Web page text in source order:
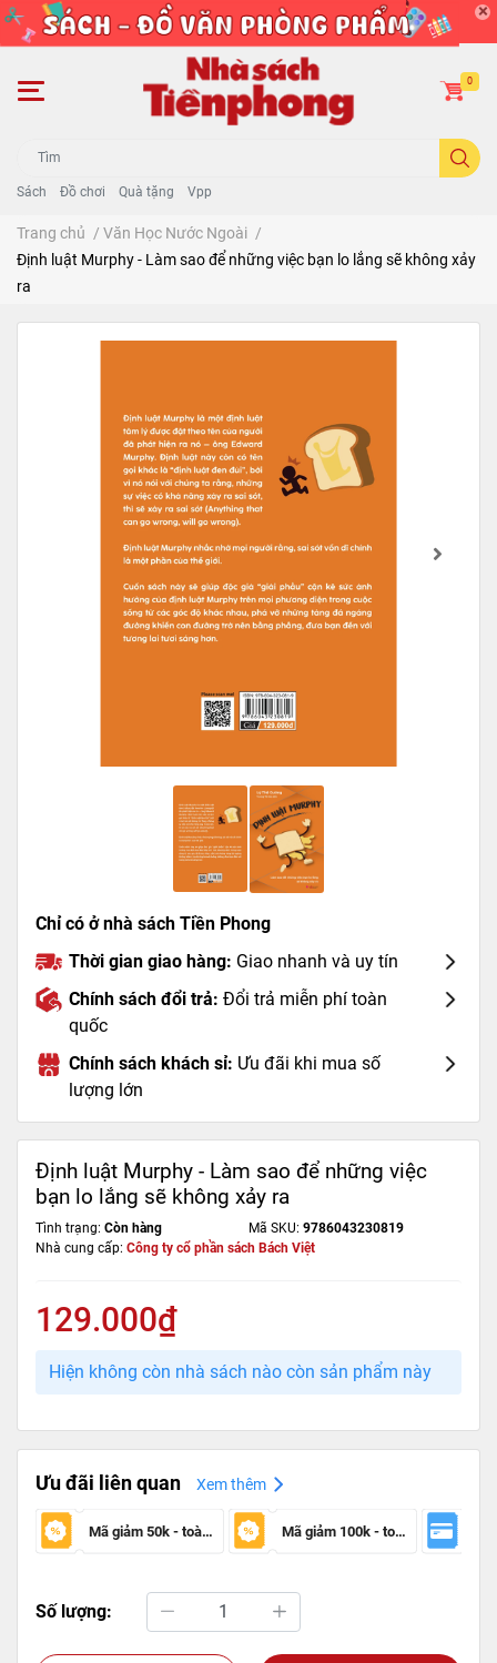
Sách Đồ chơi Quà tặng Vpp
0
Trang chủ / Văn Học Nước Ngoài /
Định luật Murphy - Làm sao để những việc bạn lo lắng sẽ không xảy
ra
Chỉ có ở nhà sách Tiền Phong
Thời gian giao hàng: Giao nhanh và uy tín
Chính sách đổi trả: Đổi trả miễn phí toàn
quốc
Chính sách khách sỉ: Ưu đãi khi mua số
lượng lớn
Định luật Murphy - Làm sao để những việc
bạn lo lắng sẽ không xảy ra
Tình trạng: Còn hàng Mã SKU: 9786043230819
Nhà cung cấp: Công ty cổ phần sách Bách Việt
129.000₫
Hiện không còn nhà sách nào còn sản phẩm này
Ưu đãi liên quan Xem thêm
Mã giảm 50k - toàn sàn Mã giảm 100k - toàn sàn
Số lượng: